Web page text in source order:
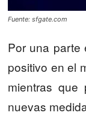
Fuente: sfgate.com
Por una parte
positivo en el
mientras que
nuevas